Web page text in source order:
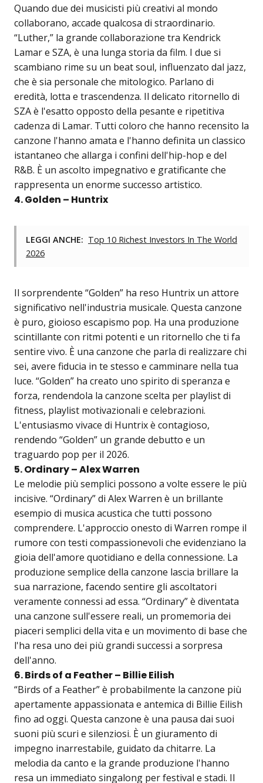
Quando due dei musicisti più creativi al mondo
collaborano, accade qualcosa di straordinario.
“Luther,” la grande collaborazione tra Kendrick
Lamar e SZA, è una lunga storia da film. I due si
scambiano rime su un beat soul, influenzato dal jazz,
che è sia personale che mitologico. Parlano di
eredità, lotta e trascendenza. Il delicato ritornello di
SZA è l'esatto opposto della pesante e ripetitiva
cadenza di Lamar. Tutti coloro che hanno recensito la
canzone l'hanno amata e l'hanno definita un classico
istantaneo che allarga i confini dell'hip-hop e del
R&B. È un ascolto impegnativo e gratificante che
rappresenta un enorme successo artistico.
4. Golden – Huntrix
LEGGI ANCHE: Top 10 Richest Investors In The World
2026
Il sorprendente “Golden” ha reso Huntrix un attore
significativo nell'industria musicale. Questa canzone
è puro, gioioso escapismo pop. Ha una produzione
scintillante con ritmi potenti e un ritornello che ti fa
sentire vivo. È una canzone che parla di realizzare chi
sei, avere fiducia in te stesso e camminare nella tua
luce. “Golden” ha creato uno spirito di speranza e
forza, rendendola la canzone scelta per playlist di
fitness, playlist motivazionali e celebrazioni.
L'entusiasmo vivace di Huntrix è contagioso,
rendendo “Golden” un grande debutto e un
traguardo pop per il 2026.
5. Ordinary – Alex Warren
Le melodie più semplici possono a volte essere le più
incisive. “Ordinary” di Alex Warren è un brillante
esempio di musica acustica che tutti possono
comprendere. L'approccio onesto di Warren rompe il
rumore con testi compassionevoli che evidenziano la
gioia dell'amore quotidiano e della connessione. La
produzione semplice della canzone lascia brillare la
sua narrazione, facendo sentire gli ascoltatori
veramente connessi ad essa. “Ordinary” è diventata
una canzone sull'essere reali, un promemoria dei
piaceri semplici della vita e un movimento di base che
l'ha resa uno dei più grandi successi a sorpresa
dell'anno.
6. Birds of a Feather – Billie Eilish
“Birds of a Feather” è probabilmente la canzone più
apertamente appassionata e antemica di Billie Eilish
fino ad oggi. Questa canzone è una pausa dai suoi
suoni più scuri e silenziosi. È un giuramento di
impegno inarrestabile, guidato da chitarre. La
melodia da canto e la grande produzione l'hanno
resa un immediato singalong per festival e stadi. Il